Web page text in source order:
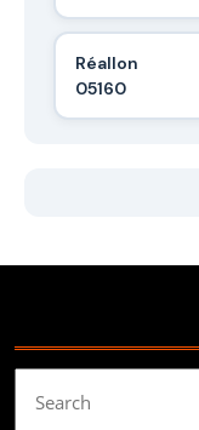
Réallon
05160
for: